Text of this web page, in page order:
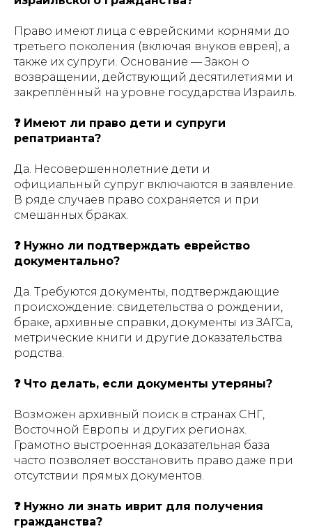
Право имеют лица с еврейскими корнями до
третьего поколения (включая внуков еврея), а
также их супруги. Основание — Закон о
возвращении, действующий десятилетиями и
закреплённый на уровне государства Израиль.
❓ Имеют ли право дети и супруги
репатрианта?
Да. Несовершеннолетние дети и
официальный супруг включаются в заявление.
В ряде случаев право сохраняется и при
смешанных браках.
❓ Нужно ли подтверждать еврейство
документально?
Да. Требуются документы, подтверждающие
происхождение: свидетельства о рождении,
браке, архивные справки, документы из ЗАГСа,
метрические книги и другие доказательства
родства.
❓ Что делать, если документы утеряны?
Возможен архивный поиск в странах СНГ,
Восточной Европы и других регионах.
Грамотно выстроенная доказательная база
часто позволяет восстановить право даже при
отсутствии прямых документов.
❓ Нужно ли знать иврит для получения
гражданства?